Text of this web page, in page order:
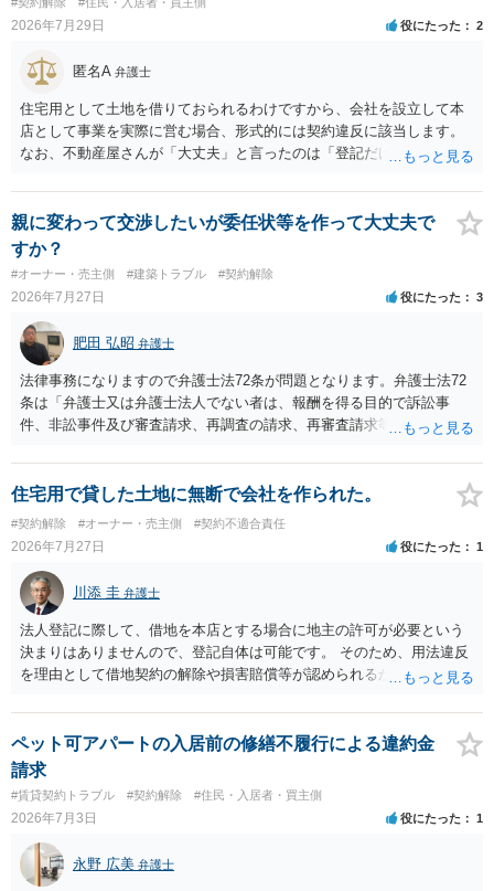
あるお知り合いさんにとっても、自身の経済的負担を最小限に食い止
められるため望ましいやり方だといえます。
2026年7月29日 役にたった 2
匿名A 弁護士
住宅用として土地を借りておられるわけですから、会社を設立して本
店として事業を実際に営む場合、形式的には契約違反に該当します。
なお、不動産屋さんが「大丈夫」と言ったのは「登記だけなら実務上
れますが、これは法的な保証ではありません。 ただ、解除まで認めら
れるかどうかについては信頼関係が破壊されたかどうかで判断されま
すので、建物を事務所・店舗用に大きく改築する等までなさらない限
り、リスクはそれほど大きくないかもしれません。 しかしそれでも、
大家さんが契約違反を口実に、将来の更新時に更新料の上乗せを要求
したり、立ち退きを迫る材料に使ったりする可能性は否定できませ
ん。
親に変わって交渉したいが委任状等を作って大丈夫で
すか？
#オーナー・売主側 #建築トラブル #契約解除
2026年7月27日 役にたった 3
肥田 弘昭 弁護士
法律事務になりますので弁護士法72条が問題となります。弁護士法72
条は「弁護士又は弁護士法人でない者は、報酬を得る目的で訴訟事
件、非訟事件及び審査請求、再調査の請求、再審査請求等行政庁に対
しくは和解その他の法律事務を取り扱い、又はこれらの周旋をするこ
とを業とすることができない。ただし、この法律又は他の法律に別段
の定めがある場合は、この限りでない。」とのことから、報酬を得る
目的がないのであれば適法です。なぜなら、弁護士法72条に違反しな
いのであれば、委任については無償で委任者が受任者に委任できるか
らです。ご参考にしてください。
住宅用で貸した土地に無断で会社を作られた。
#契約解除 #オーナー・売主側 #契約不適合責任
2026年7月27日 役にたった 1
川添 圭 弁護士
法人登記に際して、借地を本店とする場合に地主の許可が必要という
決まりはありませんので、登記自体は可能です。 そのため、用法違反
を理由として借地契約の解除や損害賠償等が認められるかどうかが問
の建物を住居用に限定する（事業に使用しない）特約があると評価で
きるかどうかが重要でしょう（借地契約締結後に賃借人が建物を店舗
に改装したという事案で、住居に限定する特約までは存在しなかった
として契約解除を認めなかった裁判例があります）。契約条項の記載
や解釈の問題になりますので、弁護士へ直接相談されることをお勧め
します。
ペット可アパートの入居前の修繕不履行による違約金
請求
#賃貸契約トラブル #契約解除 #住民・入居者・買主側
2026年7月3日 役にたった 1
永野 広美 弁護士